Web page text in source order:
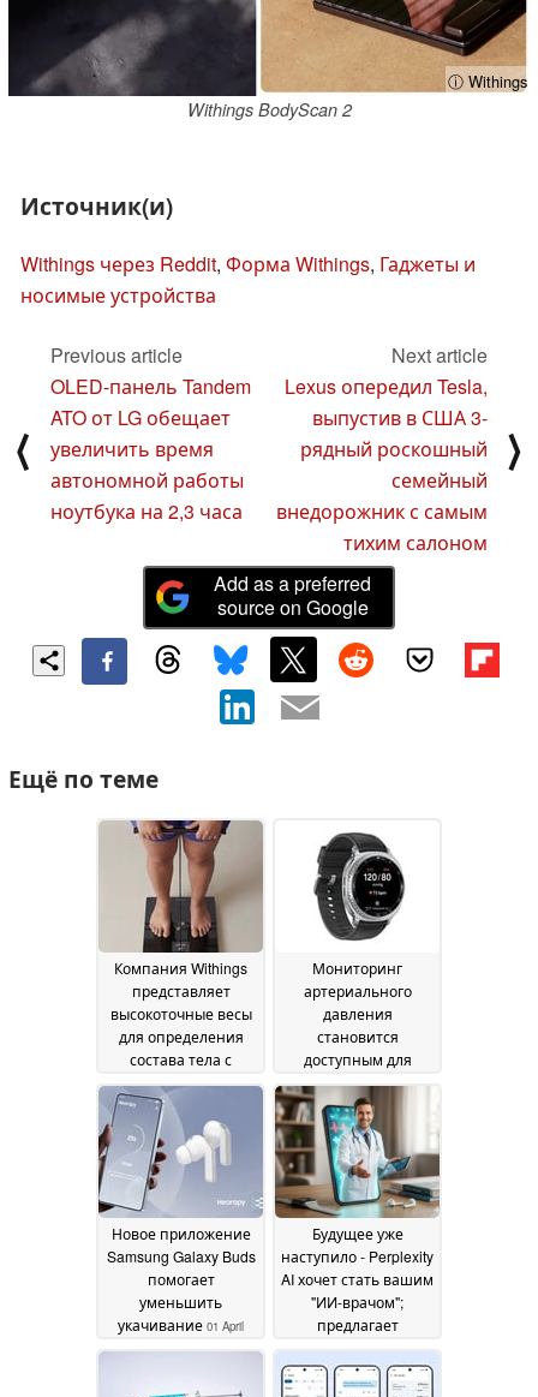
ⓘ Withings
Withings BodyScan 2
Источник(и)
Withings через Reddit, Форма Withings, Гаджеты и
носимые устройства
⟨
Previous article
OLED-панель Tandem
ATO от LG обещает
увеличить время
автономной работы
ноутбука на 2,3 часа
Next article
Lexus опередил Tesla,
выпустив в США 3-
рядный роскошный
семейный
внедорожник с самым
тихим салоном
⟩
Add as a preferred
source on Google
Ещё по теме
Компания Withings
представляет
высокоточные весы
для определения
состава тела с
коэффициентом
корреляции с
методом DEXA на
уровне 99 %02 July
Мониторинг
артериального
давления
становится
доступным для
пользователей
Galaxy Watch в США
01 April 2026
Новое приложение
Samsung Galaxy Buds
помогает
уменьшить
укачивание 01 April
2026
Будущее уже
наступило - Perplexity
AI хочет стать вашим
"ИИ-врачом";
предлагает
медицинские советы
22 March 2026